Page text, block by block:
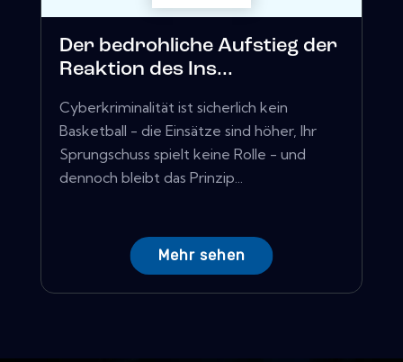
Der bedrohliche Aufstieg der
Reaktion des Ins...
Cyberkriminalität ist sicherlich kein
Basketball - die Einsätze sind höher, Ihr
Sprungschuss spielt keine Rolle - und
dennoch bleibt das Prinzip...
Mehr sehen